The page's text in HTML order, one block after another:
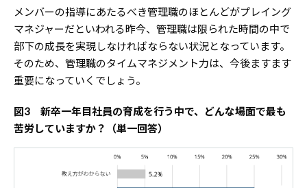
メンバーの指導にあたるべき管理職のほとんどがプレイング
マネジャーだといわれる昨今、管理職は限られた時間の中で
部下の成長を実現しなければならない状況となっています。
そのため、管理職のタイムマネジメント力は、今後ますます
重要になっていくでしょう。
図3 新卒一年目社員の育成を行う中で、どんな場面で最も
苦労していますか？（単一回答）